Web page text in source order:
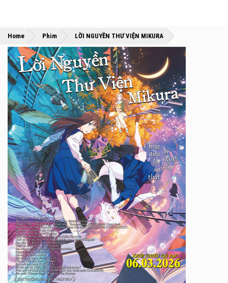
Home »
Phim »
LỜI NGUYỀN THƯ VIỆN MIKURA